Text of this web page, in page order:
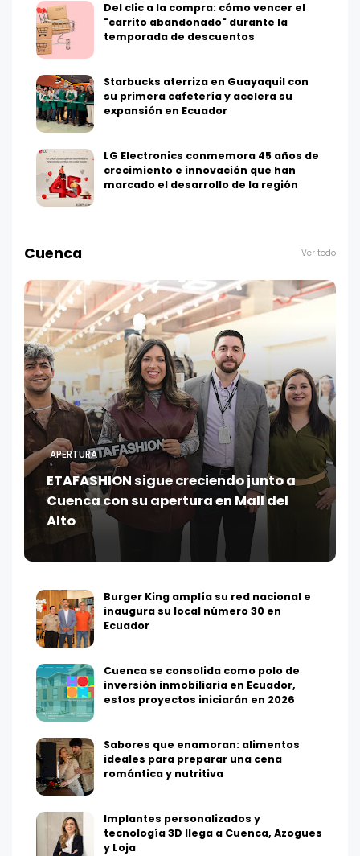
Del clic a la compra: cómo vencer el
"carrito abandonado" durante la
temporada de descuentos
Starbucks aterriza en Guayaquil con
su primera cafetería y acelera su
expansión en Ecuador
LG Electronics conmemora 45 años de
crecimiento e innovación que han
marcado el desarrollo de la región
Cuenca Ver todo
APERTURA
ETAFASHION sigue creciendo junto a
Cuenca con su apertura en Mall del
Alto
Burger King amplía su red nacional e
inaugura su local número 30 en
Ecuador
Cuenca se consolida como polo de
inversión inmobiliaria en Ecuador,
estos proyectos iniciarán en 2026
Sabores que enamoran: alimentos
ideales para preparar una cena
romántica y nutritiva
Implantes personalizados y
tecnología 3D llega a Cuenca, Azogues
y Loja